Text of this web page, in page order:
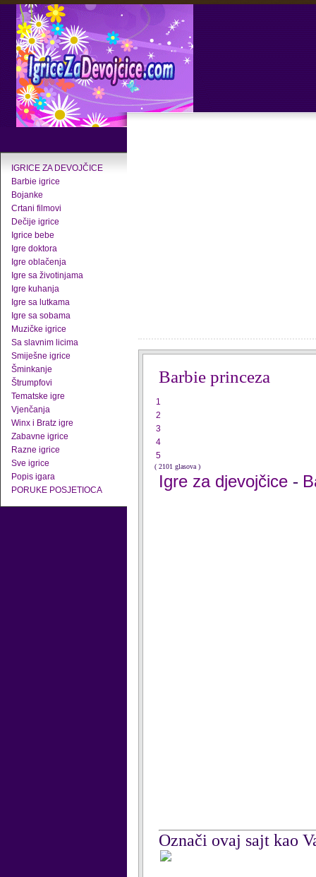
IGRICE ZA DEVOJČICE
Barbie igrice
Bojanke
Crtani filmovi
Dečije igrice
Igrice bebe
Igre doktora
Igre oblačenja
Igre sa životinjama
Igre kuhanja
Igre sa lutkama
Igre sa sobama
Muzičke igrice
Sa slavnim licima
Smiješne igrice
Šminkanje
Štrumpfovi
Tematske igre
Vjenčanja
Winx i Bratz igre
Zabavne igrice
Razne igrice
Sve igrice
Popis igara
PORUKE POSJETIOCA
Barbie princeza
1
2
3
4
5
( 2101 glasova )
Igre za djevojčice -
Označi ovaj sajt kao